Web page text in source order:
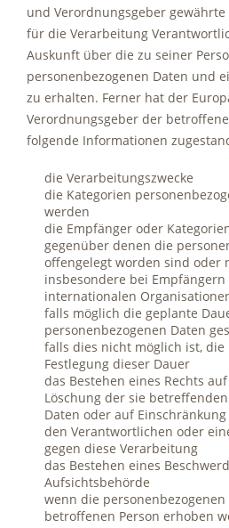
und Verordnungsgeber
für die Verarbeitung
Auskunft über die zu seiner
personenbezogenen Daten und
zu erhalten. Ferner hat der
Verordnungsgeber der
folgende Informationen
die Verarbeitungszwecke
die Kategorien
werden
die Empfänger oder
gegenüber denen die
offengelegt worden sind oder
insbesondere bei
internationalen
falls möglich die geplante
personenbezogenen Daten
falls dies nicht möglich ist,
Festlegung dieser Dauer
das Bestehen eines Rechts
Löschung der sie
Daten oder auf
den Verantwortlichen oder
gegen diese Verarbeitung
das Bestehen eines
Aufsichtsbehörde
wenn die
betroffenen Person erhoben